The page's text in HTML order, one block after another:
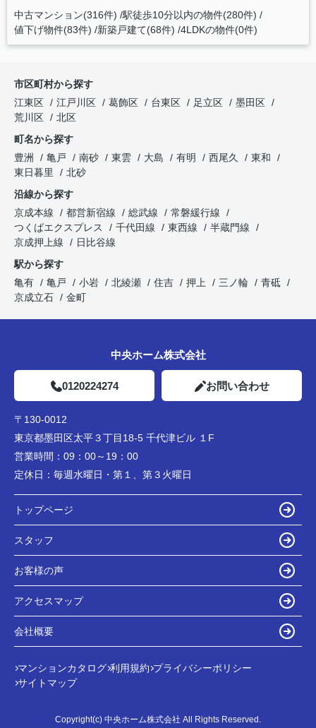
中古マンション(316件) 駅徒歩10分以内の物件(280件)
値下げ物件(83件) 新築戸建て(68件) 4LDKの物件(0件)
市区町村から探す
江東区
江戸川区 葛飾区 台東区 足立区
墨田区
荒川区
北区
町名から探す
豊洲
亀戸 南砂 東雲 大島 有明 西尾久
東和
東日暮里
北砂
沿線から探す
京成本線
都営新宿線 総武線
常磐緩行線
つくばエクスプレス
千代田線 東西線
半蔵門線
京成押上線
日比谷線
駅から探す
亀有
亀戸 小岩 北綾瀬 住吉 押上 三ノ輪
青砥
京成立石
金町
中央ホーム株式会社
0120224274 お問い合わせ
〒130-0012
東京都墨田区太平３丁目18-5 千代津ビル １F
営業時間： 09：00～19：00
定休日： 毎週水曜日・第１、第３火曜日
トップページ
スタッフ
お客様の声
アクセスマップ
会社概要
マンションカタログ 利用規約 プライバシーポリシー
サイトマップ
Copyright(c) 中央ホーム株式会社 All Rights Reserved.